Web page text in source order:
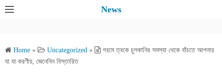
News
Home » Uncategorized »
গরমে ত্বকে চুলকানির সমস্যা থেকে বাঁচতে আপনার
যা যা করণীয়, জেনেনিন বিস্তারিত